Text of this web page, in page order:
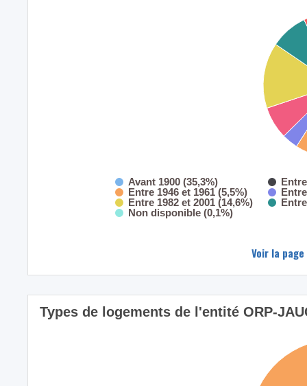
Avant 1900 (35,3%)
Entre 1946 et 1961 (5,5%)
Entre 1982 et 2001 (14,6%)
Non disponible (0,1%)
Voir la
Types de logements de l'entité ORP-